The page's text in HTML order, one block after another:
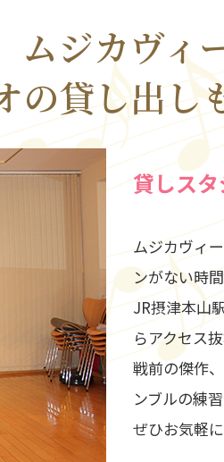
ムジカヴィ
の貸し出し
貸しス
ムジカヴィ
ンがない時
JR摂津本山
らアクセス抜
戦前の傑作
ンブルの練
ぜひお気軽